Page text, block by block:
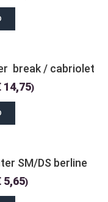
break / cabriolet
14,75)
SM/DS berline
5,65)